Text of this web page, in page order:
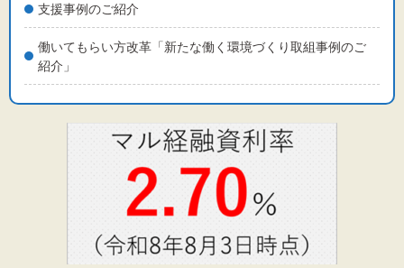
支援事例のご紹介
働いてもらい方改革「新たな働く環境づくり取組事例のご
紹介」